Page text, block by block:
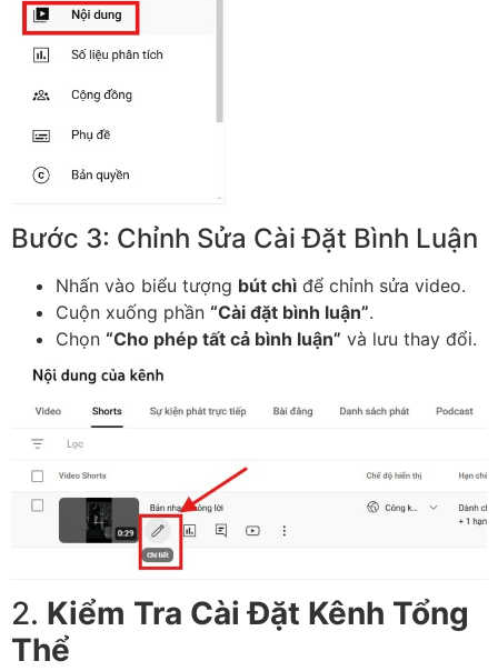
Bước 3: Chỉnh Sửa Cài Đặt Bình Luận
Nhấn vào biểu tượng bút chì để chỉnh sửa video.
Cuộn xuống phần “Cài đặt bình luận”.
Chọn “Cho phép tất cả bình luận” và lưu thay đổi.
2. Kiểm Tra Cài Đặt Kênh Tổng
Thể